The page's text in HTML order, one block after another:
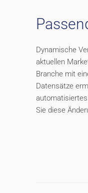
Dynamische
aktuellen
Branche mit
Datensätze
Sie diese